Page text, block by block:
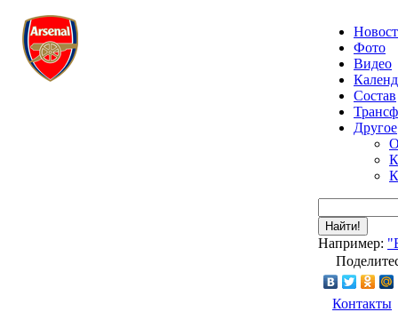
Фото
Видео
Состав
Другое
Найти!
Например:
Контакты